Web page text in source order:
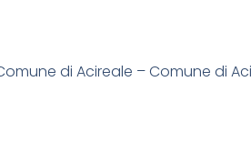
di Acireale – Comune di